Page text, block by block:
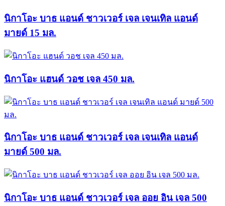
นิกาโอะ บาธ แอนด์ ชาวเวอร์ เจล เจนเทิล แอนด์
มายด์ 15 มล.
นิกาโอะ แฮนด์ วอช เจล 450 มล.
นิกาโอะ บาธ แอนด์ ชาวเวอร์ เจล เจนเทิล แอนด์
มายด์ 500 มล.
นิกาโอะ บาธ แอนด์ ชาวเวอร์ เจล ออย อิน เจล 500